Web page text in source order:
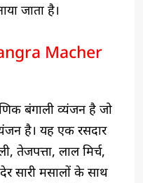
जाता है।
Macher
बंगाली व्यंजन है जो
है। यह एक रसदार
तेजपत्ता, लाल मिर्च,
सारी मसालों के साथ